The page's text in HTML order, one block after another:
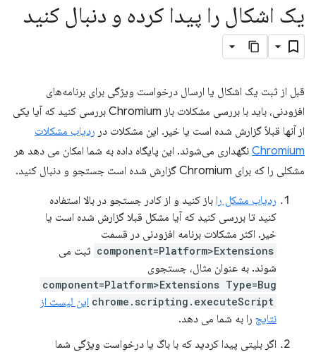
یک اشکال را پیدا کرده و دنبال کنید
قبل از ثبت یک اشکال یا ارسال درخواست ویژگی برای برنامه‌های
افزودنی، باید با بررسی مشکلات باز Chromium بررسی کنید که آیا یکی
از آنها قبلاً گزارش شده است یا خیر. این مشکلات در ردیاب مشکلات
Chromium نگهداری می‌شوند. این پایگاه داده به شما امکان می دهد هر
مشکلی را که برای Chromium گزارش شده است جستجو و دنبال کنید.
ردیاب مشکل را باز کنید و از کادر جستجو در بالا استفاده
کنید تا بررسی کنید که آیا مشکل قبلا گزارش شده است یا
خیر. اکثر مشکلات برنامه افزودنی در قسمت
component=Platform>Extensions ثبت می
شوند. به عنوان مثال، جستجوی
component=Platform>Extensions Type=Bug
chrome.scripting.executeScript این لیست از
نتایج را به شما می دهد.
اگر بلیتی پیدا کردید که با باگ یا درخواست ویژگی شما